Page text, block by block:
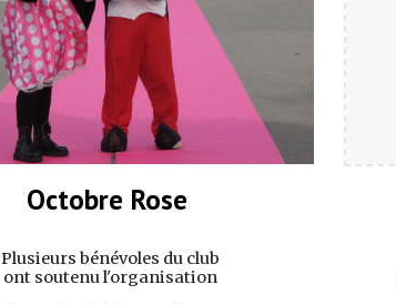
Octobre Rose
Plusieurs bénévoles du club
ont soutenu l'organisation